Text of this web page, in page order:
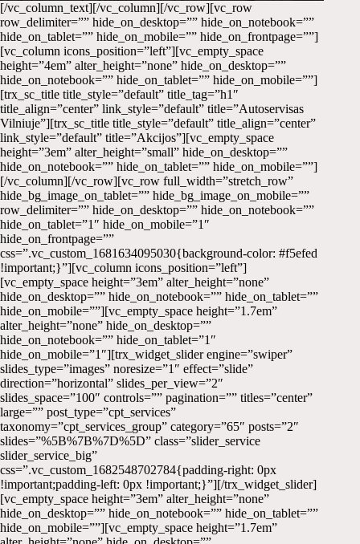
[/vc_column_text][/vc_column][/vc_row][vc_row
row_delimiter=”” hide_on_desktop=”” hide_on_notebook=””
hide_on_tablet=”” hide_on_mobile=”” hide_on_frontpage=””]
[vc_column icons_position=”left”][vc_empty_space
height=”4em” alter_height=”none” hide_on_desktop=””
hide_on_notebook=”” hide_on_tablet=”” hide_on_mobile=””]
[trx_sc_title title_style=”default” title_tag=”h1″
title_align=”center” link_style=”default” title=”Autoservisas
Vilniuje”][trx_sc_title title_style=”default” title_align=”center”
link_style=”default” title=”Akcijos”][vc_empty_space
height=”3em” alter_height=”small” hide_on_desktop=””
hide_on_notebook=”” hide_on_tablet=”” hide_on_mobile=””]
[/vc_column][/vc_row][vc_row full_width=”stretch_row”
hide_bg_image_on_tablet=”” hide_bg_image_on_mobile=””
row_delimiter=”” hide_on_desktop=”” hide_on_notebook=””
hide_on_tablet=”1″ hide_on_mobile=”1″
hide_on_frontpage=””
css=”.vc_custom_1681634095030{background-color: #f5efed
!important;}”][vc_column icons_position=”left”]
[vc_empty_space height=”3em” alter_height=”none”
hide_on_desktop=”” hide_on_notebook=”” hide_on_tablet=””
hide_on_mobile=””][vc_empty_space height=”1.7em”
alter_height=”none” hide_on_desktop=””
hide_on_notebook=”” hide_on_tablet=”1″
hide_on_mobile=”1″][trx_widget_slider engine=”swiper”
slides_type=”images” noresize=”1″ effect=”slide”
direction=”horizontal” slides_per_view=”2″
slides_space=”100″ controls=”” pagination=”” titles=”center”
large=”” post_type=”cpt_services”
taxonomy=”cpt_services_group” category=”65″ posts=”2″
slides=”%5B%7B%7D%5D” class=”slider_service
slider_service_big”
css=”.vc_custom_1682548702784{padding-right: 0px
!important;padding-left: 0px !important;}”][/trx_widget_slider]
[vc_empty_space height=”3em” alter_height=”none”
hide_on_desktop=”” hide_on_notebook=”” hide_on_tablet=””
hide_on_mobile=””][vc_empty_space height=”1.7em”